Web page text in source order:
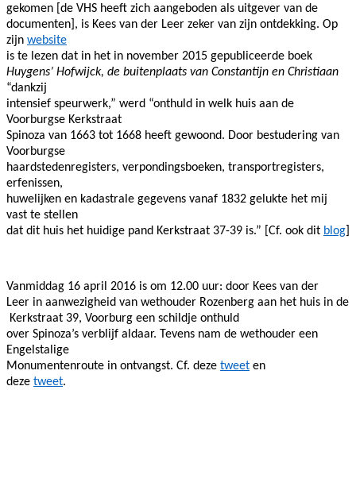
gekomen [de VHS heeft zich aangeboden als uitgever van de
documenten], is Kees van der Leer zeker van zijn ontdekking. Op
zijn website
is te lezen dat in het in november 2015 gepubliceerde boek
Huygens’ Hofwijck, de buitenplaats van Constantijn en Christiaan
“dankzij
intensief speurwerk,” werd “onthuld in welk huis aan de
Voorburgse Kerkstraat
Spinoza van 1663 tot 1668 heeft gewoond. Door bestudering van
Voorburgse
haardstedenregisters, verpondingsboeken, transportregisters,
erfenissen,
huwelijken en kadastrale gegevens vanaf 1832 gelukte het mij
vast te stellen
dat dit huis het huidige pand Kerkstraat 37-39 is.” [Cf. ook dit blog
Vanmiddag 16 april 2016 is om 12.00 uur: door Kees van der
Leer in aanwezigheid van wethouder Rozenberg aan het huis in de
Kerkstraat 39, Voorburg een schildje onthuld
over Spinoza’s verblijf aldaar. Tevens nam de wethouder een
Engelstalige
Monumentenroute in ontvangst. Cf. deze tweet en
deze tweet.